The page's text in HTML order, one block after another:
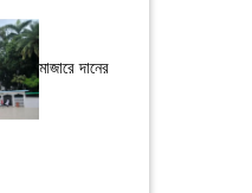
মাজারে দানের